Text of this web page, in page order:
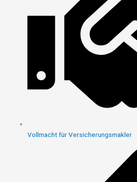
Vollmacht für Versicherungsmakler